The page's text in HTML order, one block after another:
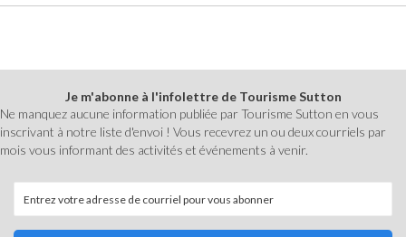
Je m'abonne à l'infolettre de Tourisme Sutton
Ne manquez aucune information publiée par Tourisme Sutton en vous
inscrivant à notre liste d'envoi ! Vous recevrez un ou deux courriels par
mois vous informant des activités et événements à venir.